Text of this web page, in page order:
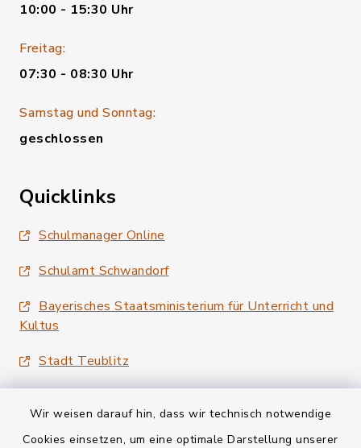
Wir weisen darauf hin, dass wir technisch notwendige
Cookies einsetzen, um eine optimale Darstellung unserer
10:00 - 15:30 Uhr
Freitag:
07:30 - 08:30 Uhr
Samstag und Sonntag:
geschlossen
Quicklinks
Schulmanager Online
Schulamt Schwandorf
Bayerisches Staatsministerium für Unterricht und
Kultus
Stadt Teublitz